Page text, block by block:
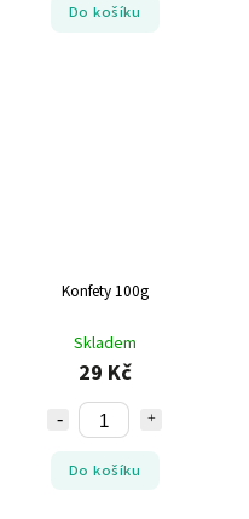
Do košíku
Konfety 100g
Skladem
29 Kč
Do košíku